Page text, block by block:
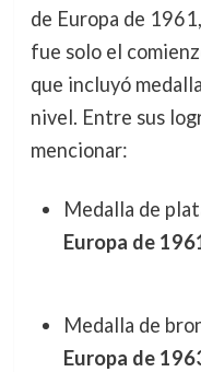
de Europa de
fue solo el
que incluyó
nivel. Entre sus
mencionar:
Medalla de
Europa de
Medalla de
Europa de